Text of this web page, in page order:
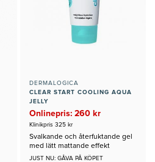
DERMALOGICA
CLEAR START COOLING AQUA
JELLY
Onlinepris: 260 kr
Klinikpris 325 kr
Svalkande och återfuktande gel
med lätt mattande effekt
JUST NU: GÅVA PÅ KÖPET